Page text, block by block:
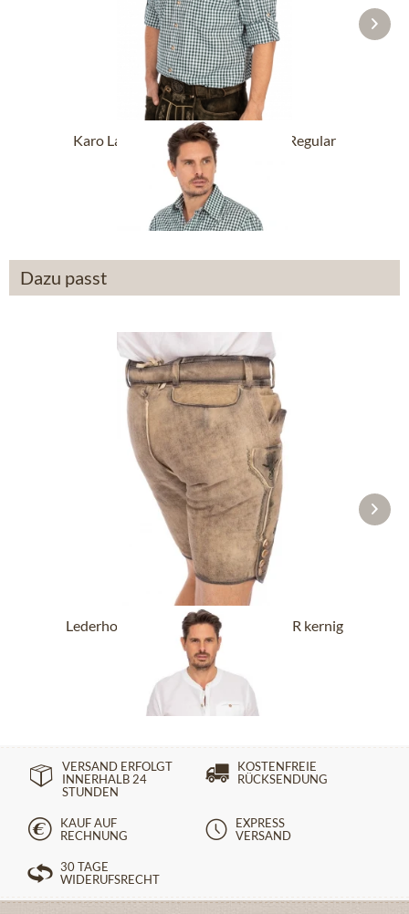
Karo Langarmhemd BASIC tanne (Regular
Fit)
ab 29,90 €
Dazu passt
Lederhose kurz mit Gürtel BUCHNER kernig
natur
ab 289,90 €
VERSAND ERFOLGT
INNERHALB 24
STUNDEN
KOSTENFREIE
RÜCKSENDUNG
KAUF AUF
RECHNUNG
EXPRESS
VERSAND
30 TAGE
WIDERUFSRECHT